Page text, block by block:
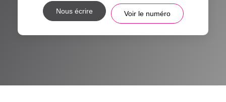
Nous écrire Voir le numéro